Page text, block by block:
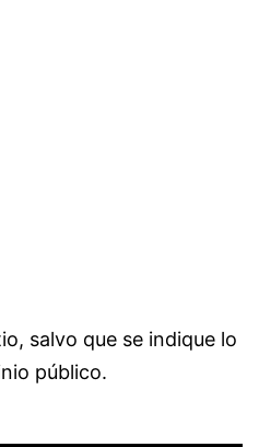
salvo que se indique lo
público.